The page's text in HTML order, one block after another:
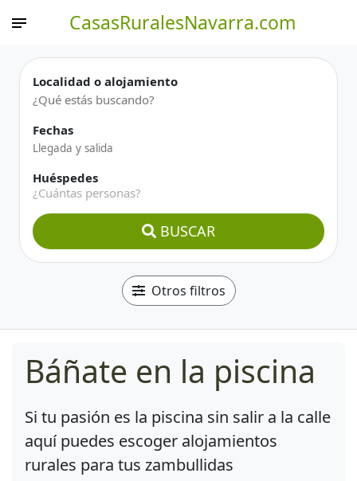
CasasRuralesNavarra.com
Localidad o alojamiento
Fechas
Huéspedes
¿Cuántas personas?
BUSCAR
Otros filtros
Báñate en la piscina
Si tu pasión es la piscina sin salir a la calle
aquí puedes escoger alojamientos
rurales para tus zambullidas